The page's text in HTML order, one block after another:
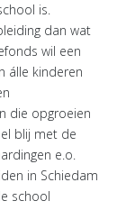
is.
dan wat
wil een
álle kinderen
die opgroeien
blij met de
e.o.
in Schiedam
school